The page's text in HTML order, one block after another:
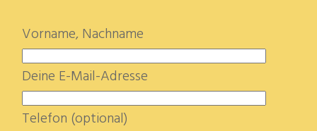
Vorname, Nachname
Deine E-Mail-Adresse
Telefon (optional)